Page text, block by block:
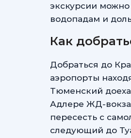
экскурсии
водопадам и
Как
Добраться до
аэропорты
Тюменский
Адлере ЖД-
пересесть с
следующий до